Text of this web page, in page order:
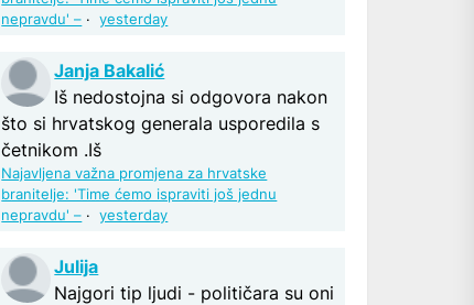
nepravdu' – ·yesterday
Janja Bakalić
Iš nedostojna si odgovora nakon
što si hrvatskog generala usporedila s
četnikom .Iš
Najavljena važna promjena za hrvatske
branitelje: 'Time ćemo ispraviti još jednu
nepravdu' – ·yesterday
Julija
Najgori tip ljudi - političara su oni